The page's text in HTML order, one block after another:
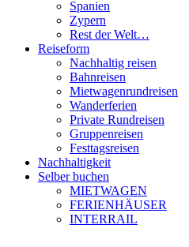
Spanien
Zypern
Rest der Welt…
Reiseform
Nachhaltig reisen
Bahnreisen
Mietwagenrundreisen
Wanderferien
Private Rundreisen
Gruppenreisen
Festtagsreisen
Nachhaltigkeit
Selber buchen
MIETWAGEN
FERIENHÄUSER
INTERRAIL